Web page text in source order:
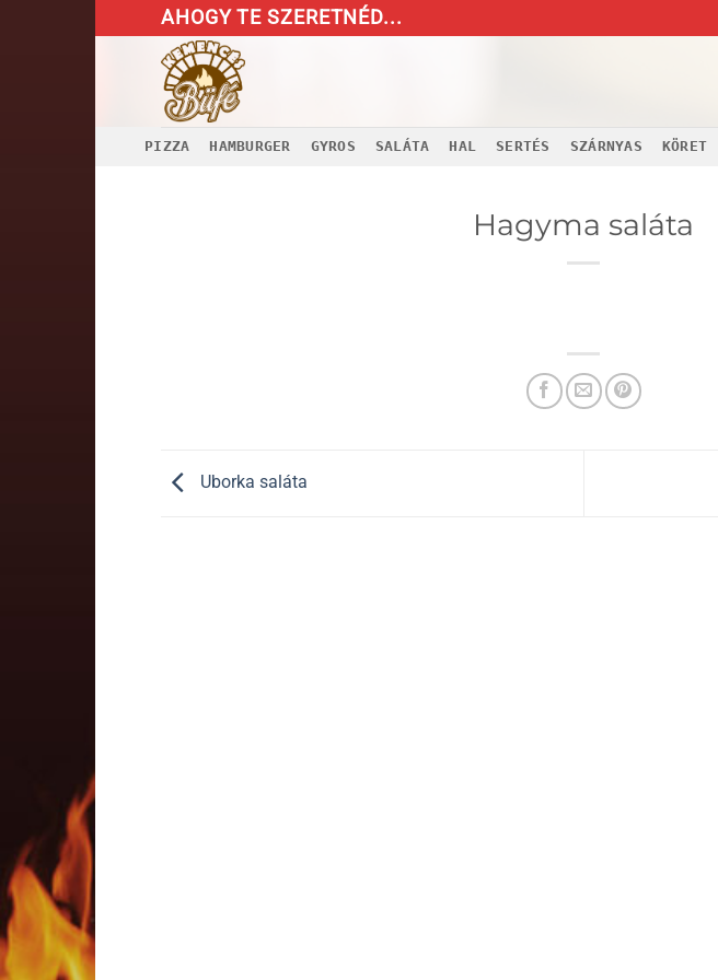
to
AHOGY TE SZERETNÉD...
PIZZA HAMBURGER GYROS SALÁTA HAL SERTÉS SZÁRNYAS KÖRET
Hagyma saláta
Uborka saláta